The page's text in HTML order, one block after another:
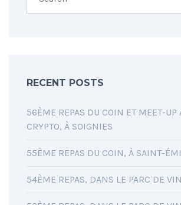
RECENT POSTS
56ÈME REPAS DU COIN ET MEET-UP
CRYPTO, À SOIGNIES
55ÈME REPAS DU COIN, À SAINT-
54ÈME REPAS, DANS LE PARC DE